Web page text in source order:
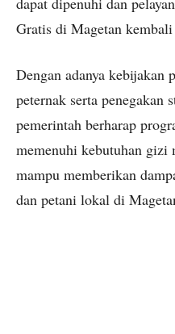
Gratis di Magetan
Dengan adanya kebijakan
peternak serta penegakan
pemerintah berharap
memenuhi kebutuhan gizi
mampu memberikan
dan petani lokal di